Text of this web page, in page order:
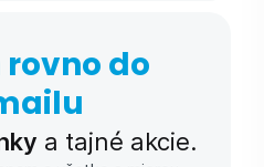
do
a tajné akcie.